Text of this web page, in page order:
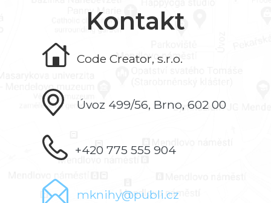
Kontakt
Code Creator, s.r.o.
Úvoz 499/56, Brno, 602 00
+420 775 555 904
mknihy@publi.cz